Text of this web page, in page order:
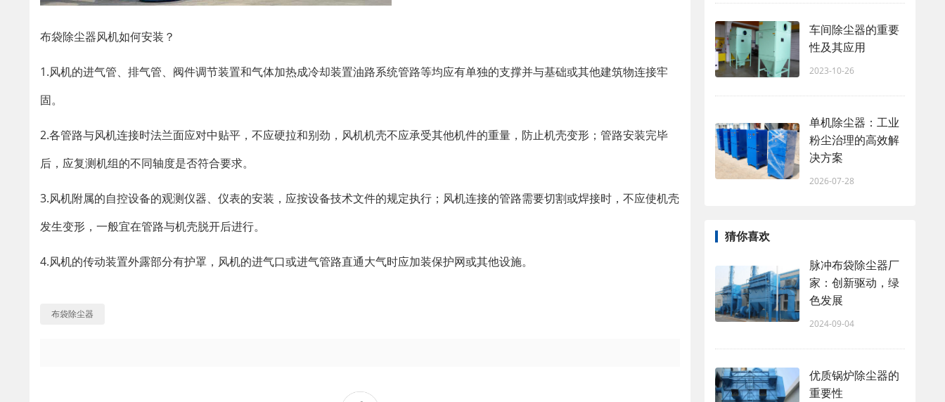
布袋除尘器风机如何安装？
1.风机的进气管、排气管、阀件调节装置和气体加热成冷却装置油路系统管路等均应有单独的支撑并与基础或其他建筑物连接牢
固。
2.各管路与风机连接时法兰面应对中贴平，不应硬拉和别劲，风机机壳不应承受其他机件的重量，防止机壳变形；管路安装完毕
后，应复测机组的不同轴度是否符合要求。
3.风机附属的自控设备的观测仪器、仪表的安装，应按设备技术文件的规定执行；风机连接的管路需要切割或焊接时，不应使机壳
发生变形，一般宜在管路与机壳脱开后进行。
4.风机的传动装置外露部分有护罩，风机的进气口或进气管路直通大气时应加装保护网或其他设施。
布袋除尘器
车间除尘器的重要
性及其应用
2023-10-26
单机除尘器：工业
粉尘治理的高效解
决方案
2026-07-28
猜你喜欢
脉冲布袋除尘器厂
家：创新驱动，绿
色发展
2024-09-04
优质锅炉除尘器的
重要性